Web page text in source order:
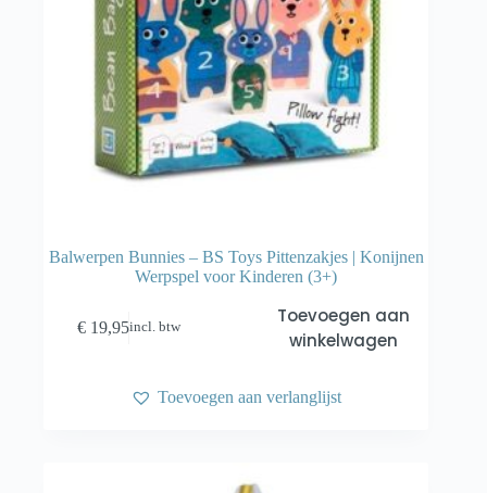
Balwerpen Bunnies – BS Toys Pittenzakjes | Konijnen
Werpspel voor Kinderen (3+)
€ 19,95incl. btw
Toevoegen aan
winkelwagen
Toevoegen aan verlanglijst